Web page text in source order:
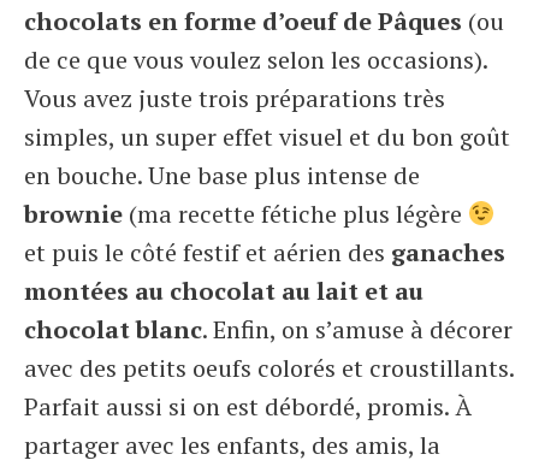
chocolats en forme d’oeuf de Pâques (ou
de ce que vous voulez selon les occasions).
Vous avez juste trois préparations très
simples, un super effet visuel et du bon goût
en bouche. Une base plus intense de
brownie (ma recette fétiche plus légère
et puis le côté festif et aérien des ganaches
montées au chocolat au lait et au
chocolat blanc. Enfin, on s’amuse à décorer
avec des petits oeufs colorés et croustillants.
Parfait aussi si on est débordé, promis. À
partager avec les enfants, des amis, la